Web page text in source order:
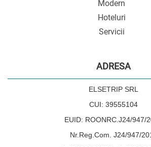
Modern
Hoteluri
Servicii
ADRESA
ELSETRIP SRL
CUI: 39555104
EUID: ROONRC.J24/947/
Nr.Reg.Com. J24/947/